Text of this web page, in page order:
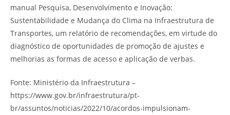
manual Pesquisa, Desenvolvimento e Inovação:
Sustentabilidade e Mudança do Clima na Infraestrutura de
Transportes, um relatório de recomendações, em virtude do
diagnóstico de oportunidades de promoção de ajustes e
melhorias as formas de acesso e aplicação de verbas.
Fonte: Ministério da Infraestrutura –
https://www.gov.br/infraestrutura/pt-
br/assuntos/noticias/2022/10/acordos-impulsionam-